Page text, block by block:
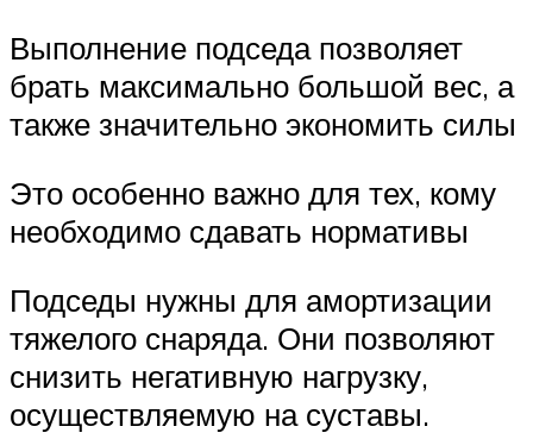
Выполнение подседа позволяет
брать максимально большой вес, а
также значительно экономить силы
Это особенно важно для тех, кому
необходимо сдавать нормативы
Подседы нужны для амортизации
тяжелого снаряда. Они позволяют
снизить негативную нагрузку,
осуществляемую на суставы.